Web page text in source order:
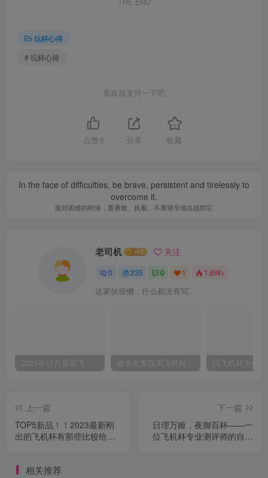
玩杯心得
# 玩杯心得
喜欢就支持一下吧
点赞 6 分享 收藏
In the face of difficulties, be brave, persistent and tirelessly to
overcome it.
面对困难的时候，要勇敢、执着、不畏艰辛地去战胜它
老司机 关注
0 235 0 1 1.6W+
这家伙很懒，什么都没有写...
上一篇
TOP5新品！！2023最新刚
出的飞机杯有那些比较给
下一篇
日理万姬，夜御百杯——一
位飞机杯专业测评师的自我
相关推荐